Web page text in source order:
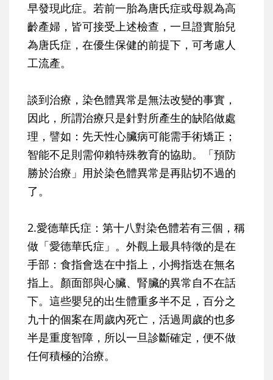
早發現此症。若前一胎為唐氏症或母親為高
齡產婦，皆可接受上述檢查，一旦證實胎兒
為唐氏症，在優生保健的前提下，可考慮人
工流產。
談到治療，染色體異常是無法改變的事實，
因此，所謂治療只是針對所產生的缺陷做處
理，譬如：先天性心臟病可能需手術矯正；
智能不足則需仰賴特殊教育的協助。「預防
勝於治療 」用於染色體異常是再貼切不過的
了。
2.愛德華氏症：第十八對染色體若有三個，稱
做「愛德華氏症」。外觀上最具特徵的是在
手部：食指會迭在中指上，小拇指迭在無名
指上。顏面部與心臟、腎臟的異常自不在話
下。這些嬰兒的出生體重多半不足，百分之
九十的個案在周歲內死亡，活過周歲的也多
半是重度智障，所以一旦診斷確定，便不做
任何積極的治療。